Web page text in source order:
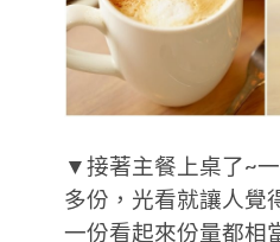
▼接著主餐上桌了~
多份，光看就讓人覺
一份看起來份量都相